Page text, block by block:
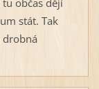
občas dějí
stát. Tak